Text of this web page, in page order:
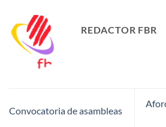
REDACTOR FBR
Convocatoria de asambleas